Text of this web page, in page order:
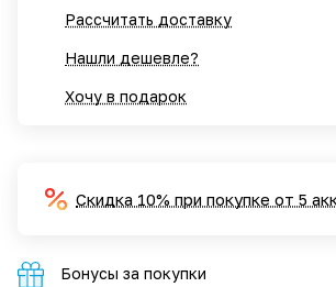
Рассчитать доставку
Нашли дешевле?
Хочу в подарок
Скидка 10% при покупке от 5
Бонусы за покупки